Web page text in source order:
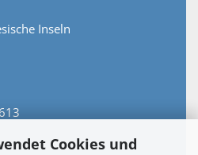
Cookies und
Inseln